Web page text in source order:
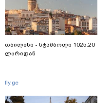
თბილისი - სტამბოლი 1025.20
ლარიდან
fly.ge